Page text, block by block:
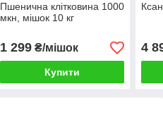
Пшенична клітковина 1000
мкн, мішок 10 кг
1 299₴/мішок
Купити
4